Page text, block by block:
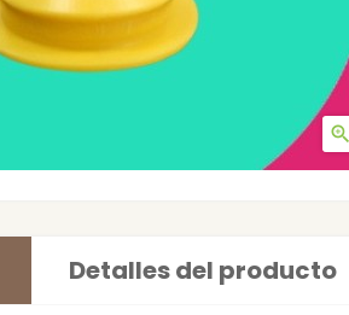

Detalles del producto